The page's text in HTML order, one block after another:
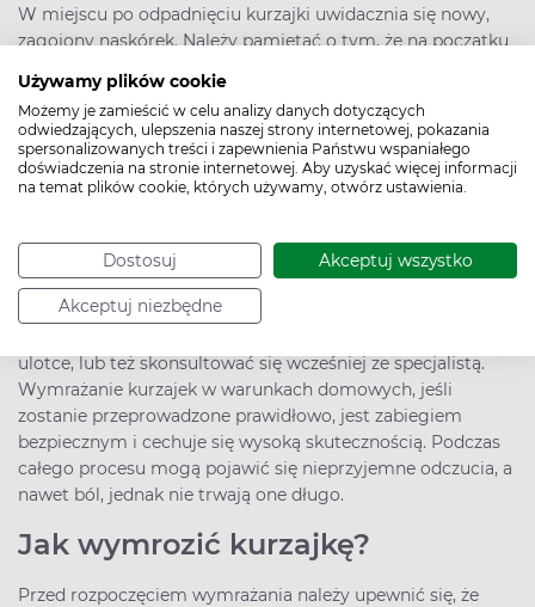
Używamy plików cookie
Możemy je zamieścić w celu analizy danych dotyczących
odwiedzających, ulepszenia naszej strony internetowej, pokazania
spersonalizowanych treści i zapewnienia Państwu wspaniałego
doświadczenia na stronie internetowej. Aby uzyskać więcej informacji
na temat plików cookie, których używamy, otwórz ustawienia.
Dostosuj Akceptuj wszystko
Akceptuj niezbędne
W miejscu po odpadnięciu kurzajki uwidacznia się nowy,
zagojony naskórek. Należy pamiętać o tym, że na początku
mechaniczne oraz czynniki drażniące, niż inne części skóry.
FAQ
Czy można wymrozić kurzajki w
domu?
Tak – leki do wymrażania kurzajek dostępne są w aptekach
bez recepty. Korzystając z nich, zawsze należy przestrzegać
ulotce, lub też skonsultować się wcześniej ze specjalistą.
Wymrażanie kurzajek w warunkach domowych, jeśli
zostanie przeprowadzone prawidłowo, jest zabiegiem
bezpiecznym i cechuje się wysoką skutecznością. Podczas
całego procesu mogą pojawić się nieprzyjemne odczucia, a
nawet ból, jednak nie trwają one długo.
Jak wymrozić kurzajkę?
Przed rozpoczęciem wymrażania należy upewnić się, że